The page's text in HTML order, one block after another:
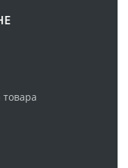
товара